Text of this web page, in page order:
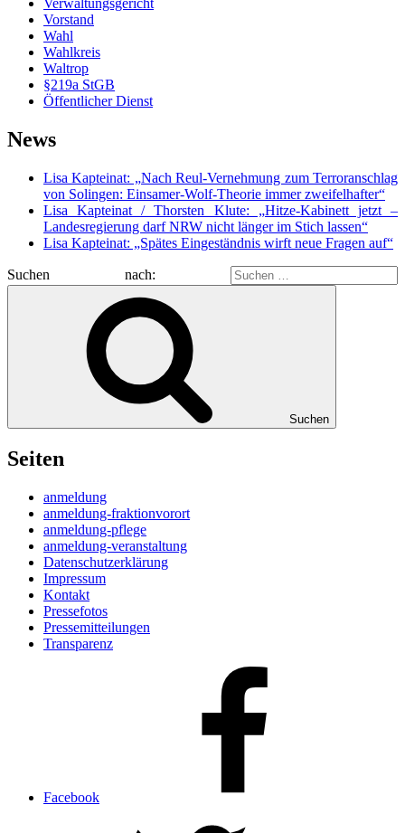
Verwaltungsgericht
Vorstand
Wahl
Wahlkreis
Waltrop
§219a StGB
Öffentlicher Dienst
News
Lisa Kapteinat: „Nach Reul-Vernehmung zum Terroranschlag
von Solingen: Einsamer-Wolf-Theorie immer zweifelhafter“
Lisa Kapteinat / Thorsten Klute: „Hitze-Kabinett jetzt –
Landesregierung darf NRW nicht länger im Stich lassen“
Lisa Kapteinat: „Spätes Eingeständnis wirft neue Fragen auf“
Suchen nach:
Suchen
Seiten
anmeldung
anmeldung-fraktionvorort
anmeldung-pflege
anmeldung-veranstaltung
Datenschutzerklärung
Impressum
Kontakt
Pressefotos
Pressemitteilungen
Transparenz
Facebook